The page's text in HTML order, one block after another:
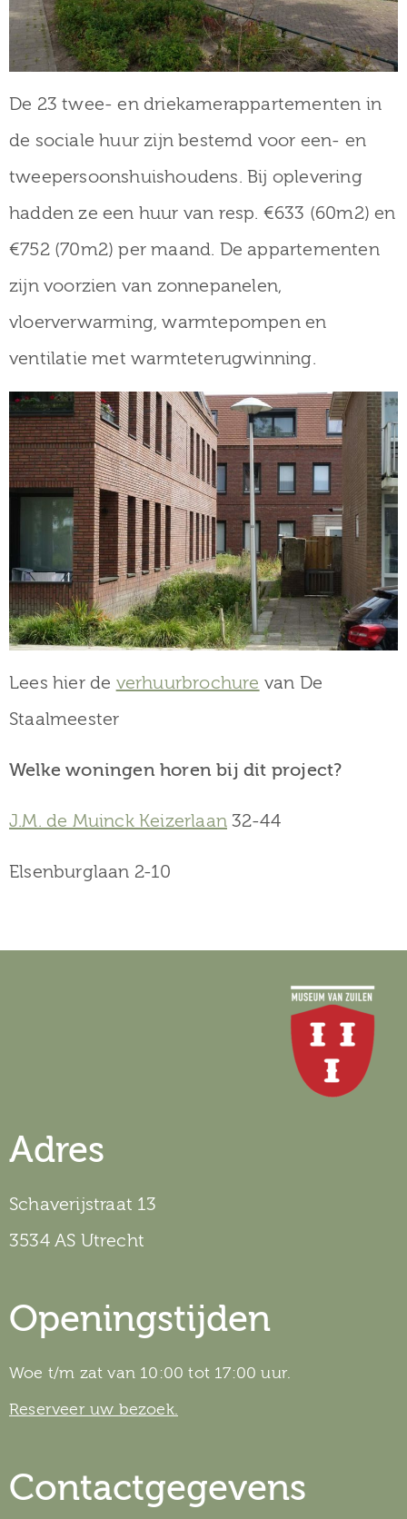
De 23 twee- en driekamerappartementen in
de sociale huur zijn bestemd voor een- en
tweepersoonshuishoudens. Bij oplevering
hadden ze een huur van resp. €633 (60m2) en
€752 (70m2) per maand. De appartementen
zijn voorzien van zonnepanelen,
vloerverwarming, warmtepompen en
ventilatie met warmteterugwinning.
Lees hier de verhuurbrochure van De
Staalmeester
Welke woningen horen bij dit project?
J.M. de Muinck Keizerlaan 32-44
Elsenburglaan 2-10
Adres
Schaverijstraat 13
3534 AS Utrecht
Openingstijden
Woe t/m zat van 10:00 tot 17:00 uur.
Reserveer uw bezoek.
Contactgegevens